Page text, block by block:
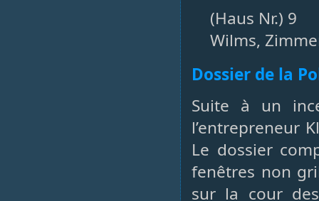
(Haus Nr.) 9
Wilms,
Dossier de la
Suite à un
l’entrepreneur
Le dossier
fenêtres non
sur la cour